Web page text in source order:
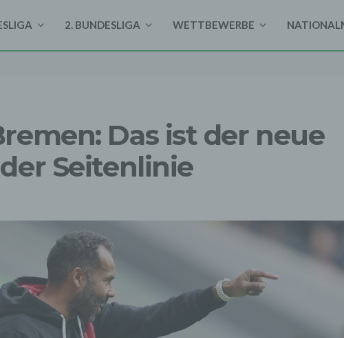
2. BUNDESLIGA WETTBEWERBE
Das ist der neue
Seitenlinie